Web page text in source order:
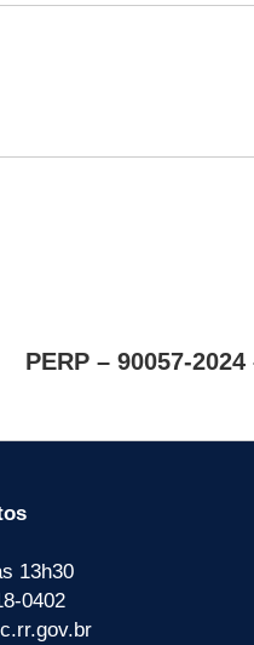
PERP – 90057-
13h30
0402